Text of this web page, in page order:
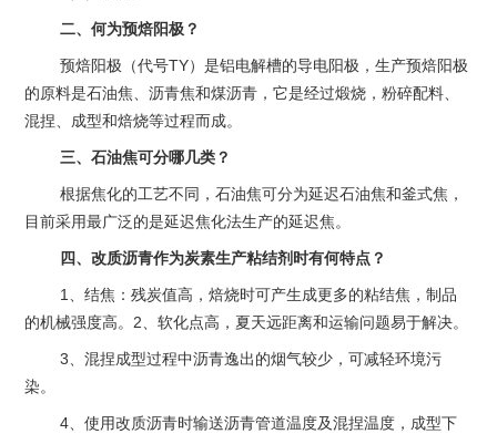
二、何为预焙阳极？
预焙阳极（代号TY）是铝电解槽的导电阳极，生产预焙阳极
的原料是石油焦、沥青焦和煤沥青，它是经过煅烧，粉碎配料、
混捏、成型和焙烧等过程而成。
三、石油焦可分哪几类？
根据焦化的工艺不同，石油焦可分为延迟石油焦和釜式焦，
目前采用最广泛的是延迟焦化法生产的延迟焦。
四、改质沥青作为炭素生产粘结剂时有何特点？
1、结焦：残炭值高，焙烧时可产生成更多的粘结焦，制品
的机械强度高。2、软化点高，夏天远距离和运输问题易于解决。
3、混捏成型过程中沥青逸出的烟气较少，可减轻环境污
染。
4、使用改质沥青时输送沥青管道温度及混捏温度，成型下